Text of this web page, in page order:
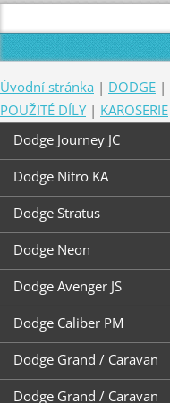
Úvodní stránka | DODGE |
POUŽITÉ DÍLY| KAROSERIE
Dodge Journey JC
Dodge Nitro KA
Dodge Stratus
Dodge Neon
Dodge Avenger JS
Dodge Caliber PM
Dodge Grand / Caravan
Dodge Grand / Caravan